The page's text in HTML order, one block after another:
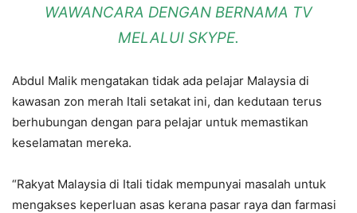
WAWANCARA DENGAN BERNAMA TV
MELALUI SKYPE.
Abdul Malik mengatakan tidak ada pelajar Malaysia di
kawasan zon merah Itali setakat ini, dan kedutaan terus
berhubungan dengan para pelajar untuk memastikan
keselamatan mereka.
“Rakyat Malaysia di Itali tidak mempunyai masalah untuk
mengakses keperluan asas kerana pasar raya dan farmasi